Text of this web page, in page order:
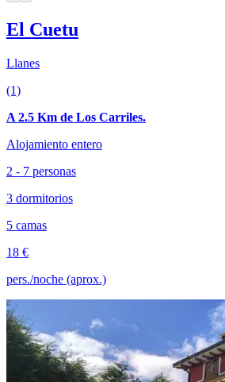
El Cuetu
Llanes
(1)
A 2.5 Km de Los Carriles.
Alojamiento entero
2 - 7 personas
3 dormitorios
5 camas
18 €
pers./noche (aprox.)